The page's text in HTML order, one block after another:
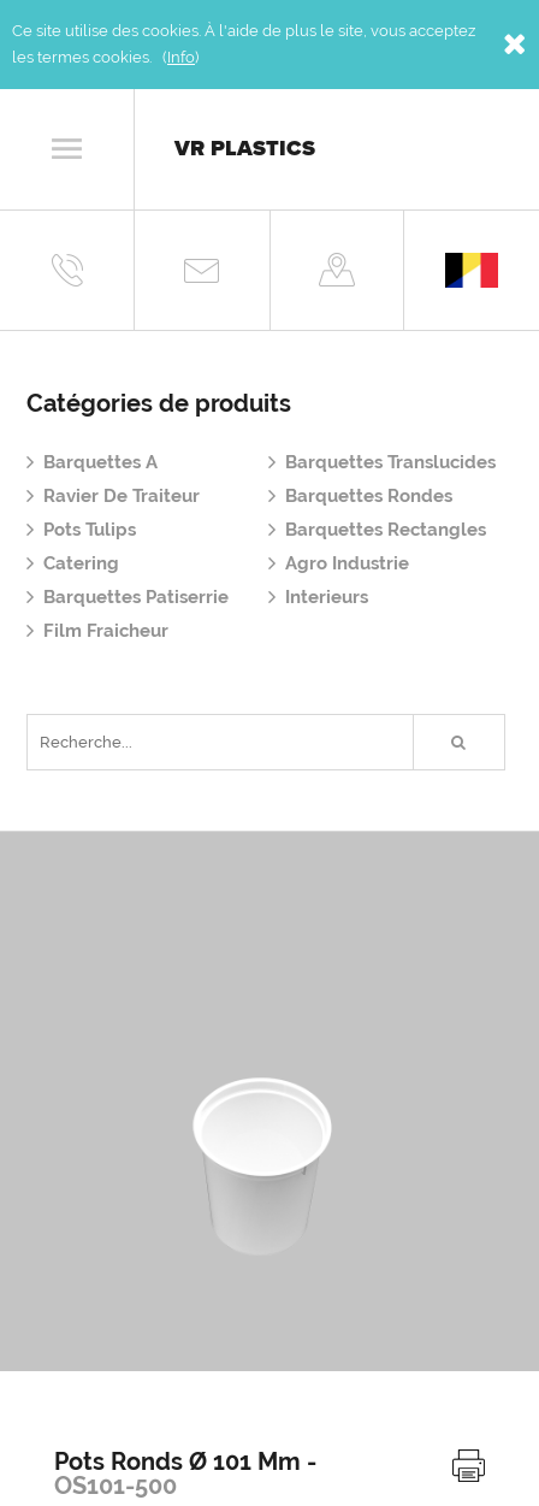
Ce site utilise des cookies. À l'aide de plus le site, vous acceptez
les termes cookies. (Info)
VR PLASTICS
Catégories de produits
Barquettes A
Barquettes Translucides
Ravier De Traiteur
Barquettes Rondes
Pots Tulips
Barquettes Rectangles
Catering
Agro Industrie
Barquettes Patiserrie
Interieurs
Film Fraicheur
Pots Ronds Ø 101 Mm -
OS101-500